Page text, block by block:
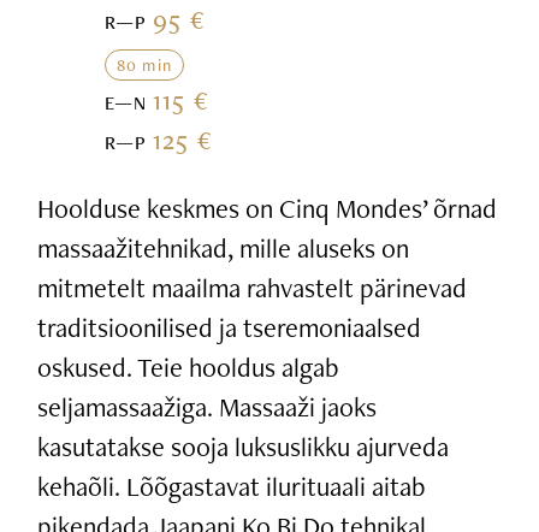
R—P 95 €
80 min
E—N115 €
R—P125 €
Hoolduse keskmes on Cinq Mondes’ õrnad
massaažitehnikad, mille aluseks on
mitmetelt maailma rahvastelt pärinevad
traditsioonilised ja tseremoniaalsed
oskused. Teie hooldus algab
seljamassaažiga. Massaaži jaoks
kasutatakse sooja luksuslikku ajurveda
kehaõli. Lõõgastavat ilurituaali aitab